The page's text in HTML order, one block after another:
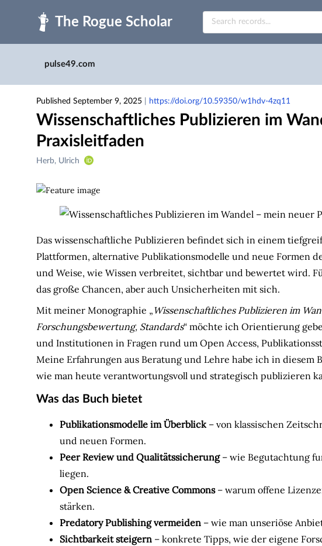
Skip to main
pulse49.com
Published September 9, 2025 https://doi.org/10.59350/w1hdv-4zq11
Wissenschaftliches Publizieren im
Praxisleitfaden
Creators
Contributors
Herb, Ulrich
Das wissenschaftliche Publizieren befindet sich in einem
Plattformen, alternative Publikationsmodelle und neue Formen
und Weise, wie Wissen verbreitet, sichtbar und bewertet wird.
das große Chancen, aber auch Unsicherheiten mit sich.
Mit meiner Monographie „Wissenschaftliches Publizieren im
Forschungsbewertung, Standards“ möchte ich Orientierung
und Institutionen in Fragen rund um Open Access,
Meine Erfahrungen aus Beratung und Lehre habe ich in diesem
wie man heute verantwortungsvoll und strategisch publizieren
Was das Buch bietet
Publikationsmodelle im Überblick– von klassischen
und neuen Formen.
Peer Review und Qualitätssicherung– wie Begutachtung
liegen.
Open Science & Creative Commons– warum offene
stärken.
Predatory Publishing vermeiden– wie man unseriöse
Sichtbarkeit steigern– konkrete Tipps, wie der eigene